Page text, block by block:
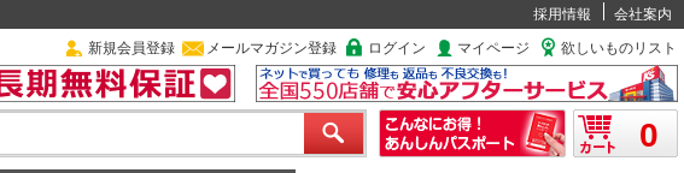
採用情報
会社案内
新規会員登録 メールマガジン登録 ログイン マイページ 欲しいものリスト
0